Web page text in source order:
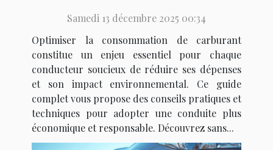
Samedi 13 décembre 2025 00:34
Optimiser la consommation de carburant
constitue un enjeu essentiel pour chaque
conducteur soucieux de réduire ses dépenses
et son impact environnemental. Ce guide
complet vous propose des conseils pratiques et
techniques pour adopter une conduite plus
économique et responsable. Découvrez sans...